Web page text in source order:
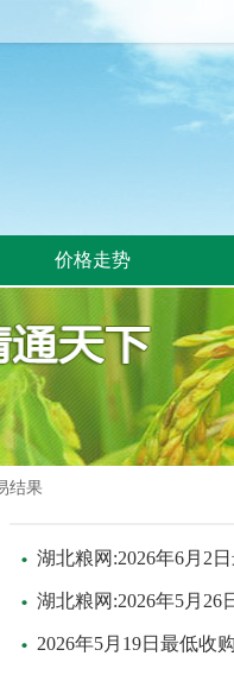
价格走势
结果
湖北粮网:2026年6月2
湖北粮网:2026年5月
2026年5月19日最低收